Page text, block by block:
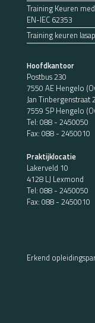
Training Keuren
EN-IEC 62353
Training keuren
Hoofdkantoor
Postbus 230
7550 AE Hengelo
Jan Tinbergenstraat
7559 SP Hengelo
Tel: 088 - 2450050
Fax: 088 - 2450010
Praktijklocatie
Lakerveld 10
4128 LJ Lexmond
Tel: 088 - 2450050
Fax: 088 - 2450010
Erkend